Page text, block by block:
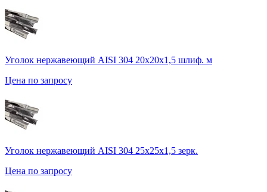
Уголок нержавеющий AISI 304 20х20х1,5 шлиф. м
Цена по запросу
Уголок нержавеющий AISI 304 25х25х1,5 зерк.
Цена по запросу